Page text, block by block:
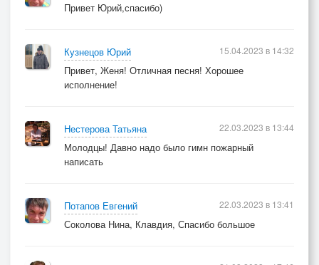
Привет Юрий,спасибо)
Кузнецов Юрий
Привет, Женя! Отличная песня! Хорошее
исполнение!
15.04.2023 в 14:32
Нестерова Татьяна
Молодцы! Давно надо было гимн пожарный
написать
22.03.2023 в 13:44
Потапов Евгений
Соколова Нина, Клавдия, Спасибо большое
22.03.2023 в 13:41